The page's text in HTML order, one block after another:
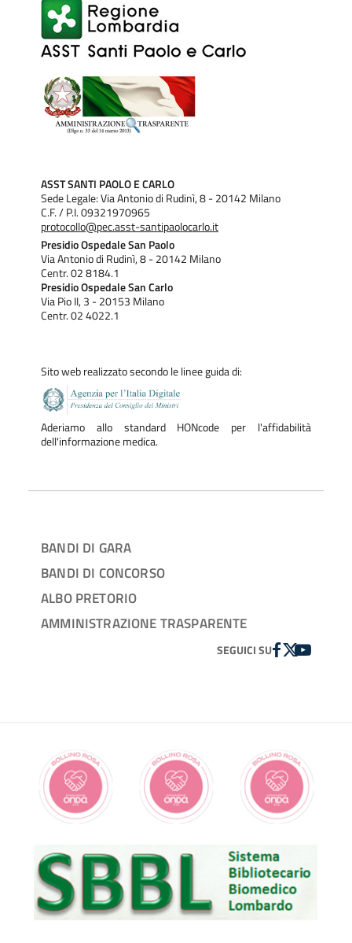
ASST SANTI PAOLO E CARLO
Sede Legale: Via Antonio di Rudinì, 8 - 20142 Milano
C.F. / P.I. 09321970965
protocollo@pec.asst-santipaolocarlo.it
Presidio Ospedale San Paolo
Via Antonio di Rudinì, 8 - 20142 Milano
Centr. 02 8184.1
Presidio Ospedale San Carlo
Via Pio II, 3 - 20153 Milano
Centr. 02 4022.1
Sito web realizzato secondo le linee guida di:
Aderiamo allo standard HONcode per l'affidabilità
dell'informazione medica.
BANDI DI GARA
BANDI DI CONCORSO
ALBO PRETORIO
AMMINISTRAZIONE TRASPARENTE
SEGUICI SUFACEBOOK
TWITTER
YOUTUBE